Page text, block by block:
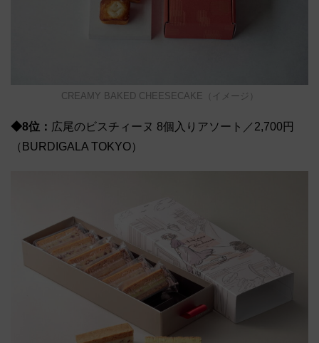
CREAMY BAKED CHEESECAKE（イメージ）
◆8位： 広尾のビスチィーヌ 8個入りアソート／2,700円
（BURDIGALA TOKYO）